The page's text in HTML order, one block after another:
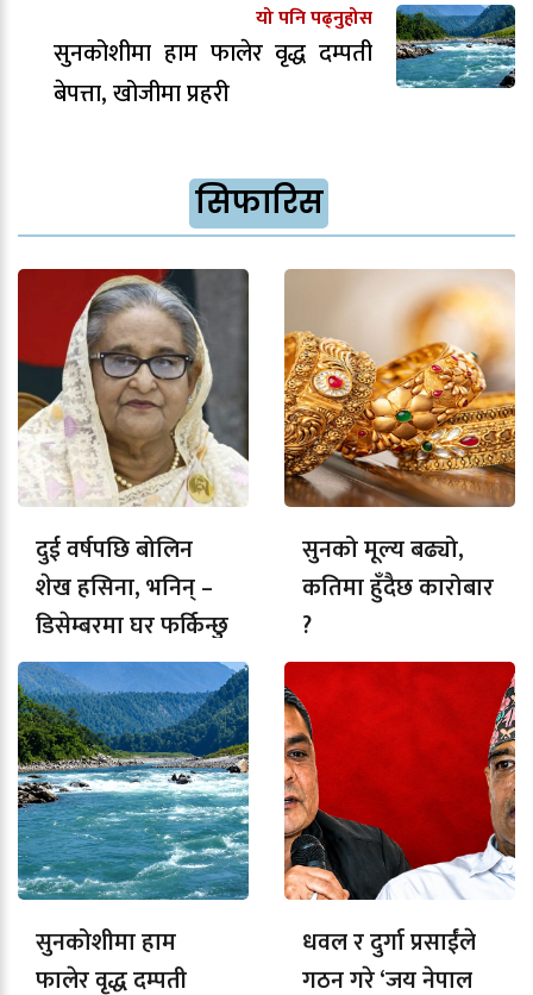
यो पनि पढ्नुहोस
सुनकोशीमा हाम फालेर वृद्ध दम्पती
बेपत्ता, खोजीमा प्रहरी
सिफारिस
दुई वर्षपछि बोलिन
शेख हसिना, भनिन् –
डिसेम्बरमा घर फर्किन्छु
सुनको मूल्य बढ्यो,
कतिमा हुँदैछ कारोबार
?
सुनकोशीमा हाम
फालेर वृद्ध दम्पती
धवल र दुर्गा प्रसाईंले
गठन गरे ‘जय नेपाल